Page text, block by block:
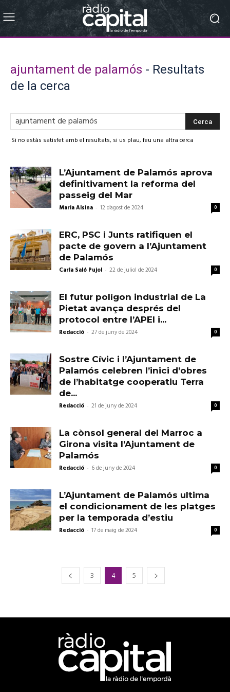
ajuntament de palamós - Resultats
de la cerca
Si no estàs satisfet amb el resultats, si us plau, feu una altra cerca
L’Ajuntament de Palamós aprova
definitivament la reforma del
passeig del Mar
Maria Alsina - 12 d'agost de 2024 0
ERC, PSC i Junts ratifiquen el
pacte de govern a l’Ajuntament
de Palamós
Carla Saló Pujol - 22 de juliol de 2024 0
El futur polígon industrial de La
Pietat avança després del
protocol entre l’APEI i...
Redacció - 27 de juny de 2024 0
Sostre Cívic i l’Ajuntament de
Palamós celebren l’inici d’obres
de l’habitatge cooperatiu Terra
de...
Redacció - 21 de juny de 2024 0
La cònsol general del Marroc a
Girona visita l’Ajuntament de
Palamós
Redacció - 6 de juny de 2024 0
L’Ajuntament de Palamós ultima
el condicionament de les platges
per la temporada d’estiu
Redacció - 17 de maig de 2024 0
3 4 5